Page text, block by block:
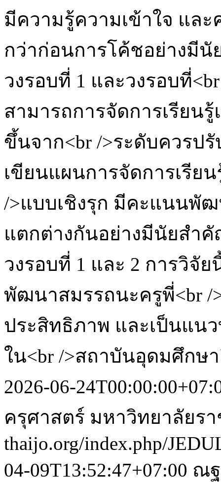
มีความรู้ความเข้าใจ แล
กว่าก่อนการโค้ชอย่างมีนั
วงรอบที่ 1 และวงรอบที่
สามารถการจัดการเรียน
ขึ้นจาก<br />ระดับควรป
เขียนแผนการจัดการเรีย
/>แบบเชิงรุก มีคะแนนพั
แตกต่างกันอย่างมีนัยสำคั
วงรอบที่ 1 และ 2 การวิจั
พัฒนาสมรรถนะครูพี่<br /
ประสิทธิภาพ และเป็นแน
ใน<br />สถาบันอุดมศึกษ
2026-06-
ครุศาสตร์ มหาวิทยาลัยร
thaijo.org/index.php/
04-09T13:52:47+07:00 ณ